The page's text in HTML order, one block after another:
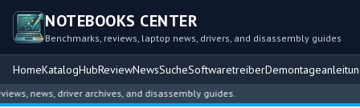
NOTEBOOKS CENTER
Benchmarks, reviews, laptop news, drivers, and disassembly guides
HomeKatalogHubReviewNewsSucheSoftwaretreiber
news, driver archives, and disassembly guides.